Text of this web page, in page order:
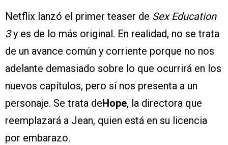
Netflix lanzó el primer teaser de Sex Education
3y es de lo más original. En realidad, no se trata
de un avance común y corriente porque no nos
adelante demasiado sobre lo que ocurrirá en los
nuevos capítulos, pero sí nos presenta a un
personaje. Se trata deHope, la directora que
reemplazará a Jean, quien está en su licencia
por embarazo.